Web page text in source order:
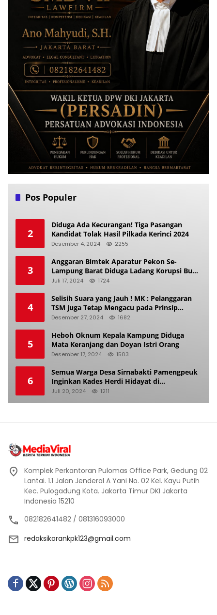
Pos Populer
2
Diduga Ada Kecurangan! Tiga Pasangan
Kandidat Tolak Hasil Pilkada Kerinci 2024
Desember 4, 2024 2255
3
Anggaran Bimtek Aparatur Pekon Se-
Lampung Barat Diduga Ladang Korupsi Buat
Makan Anak Istri
Juli 17, 2024 1724
4
Selisih Suara yang Jauh ! MK : Pelanggaran
TSM juga Tetap Mengacu pada Prinsip
Keadilan Pemilu
Desember 27, 2024 1682
5
Heboh Oknum Kepala Kampung Diduga
Mata Keranjang dan Doyan Istri Orang
Desember 17, 2024 1503
6
Semua Warga Desa Sirnabakti Pamengpeuk
Inginkan Kades Herdi Hidayat di
Berhentikan Dari Jabatan nya
Juli 20, 2024 1211
Komplek Perkantoran Pulomas Office Park, Gedung 02
Lantai. 1.1 Jalan Jenderal A Yani No. 02 Kel. Kayu Putih
Kec. Pulogadung Kota. Jakarta Timur DKI Jakarta
Indonesia 15210
082182641482 / 081316093000
redaksikorankpk123@gmail.com